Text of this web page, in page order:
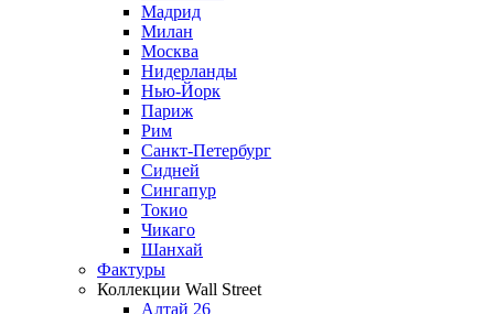
Мадрид
Милан
Москва
Нидерланды
Нью-Йорк
Париж
Рим
Санкт-Петербург
Сидней
Сингапур
Токио
Чикаго
Шанхай
Фактуры
Коллекции Wall Street
Алтай 26